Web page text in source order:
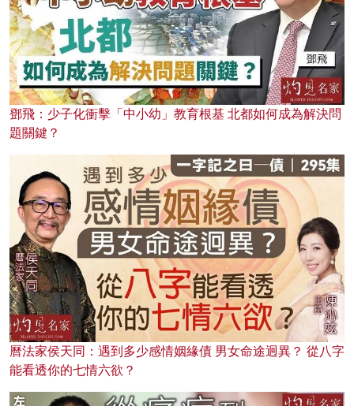
鄧飛：少子化衝擊「中小幼」教育根基 北都如何成為解決問
題關鍵？
曆法家侯天同：遇到多少感情姻緣債 男女命途迥異？ 從八字
能看透你的七情六欲？